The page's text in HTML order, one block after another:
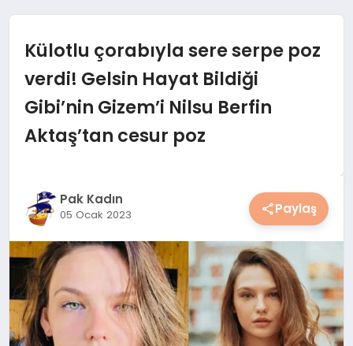
SPOR & FITNESS
YEMEK
KIMDIR?
HESAPLAMALAR
Külotlu çorabıyla sere serpe poz
verdi! Gelsin Hayat Bildiği
Gibi’nin Gizem’i Nilsu Berfin
Aktaş’tan cesur poz
Pak Kadın
05 Ocak 2023 Paylaş